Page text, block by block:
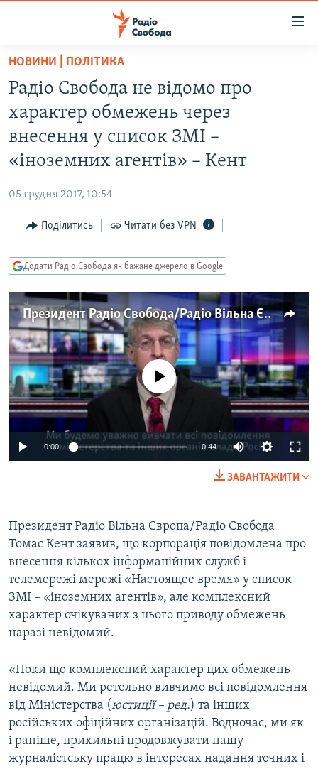
Перейти
основного
матеріалу
Перейти
до
основної
Перейти
пошуку
РАДІО СВОБОДА – 70 РОКІВ
ВСЕ ЗА ДОБУ
СТАТТІ
СУСПІЛЬСТВО
КУЛЬТУРА
СПОРТ
СВІТ
ВІЙНА
ДОНБАС.РЕАЛІЇ
КРИМ.РЕАЛІЇ
ТИ ЯК?
КИТАЙ.ВИКЛИКИ
МУЛЬТИМЕДІА
ФОТО
СПЕЦПРОЄКТИ
ПОДКАСТИ
КРИМ РЕАЛІЇ
РУС
НОВИНИ | ПОЛІТИКА
Радіо Свобода не відомо про
характер обмежень через
внесення у список ЗМІ –
«іноземних агентів» – Кент
05 грудня 2017, 10:54
Поділитись Читати без VPN
Додати Радіо Свобода як бажане джерело в Google
Президент Радіо Свобода/Радіо Вільна Європа про закон Росії про «іноземних агентів» (відео)
No media source currently available
0:00 0:44
ЗАВАНТАЖИТИ
Президент Радіо Вільна Європа/Радіо Свобода
Томас Кент заявив, що корпорація повідомлена про
внесення кількох інформаційних служб і
телемережі мережі «Настоящее время» у список
ЗМІ – «іноземних агентів», але комплексний
характер очікуваних з цього приводу обмежень
наразі невідомий.
«Поки що комплексний характер цих обмежень
невідомий. Ми ретельно вивчимо всі повідомлення
від Міністерства (юстиції – ред.) та інших
російських офіційних організацій. Водночас, ми як
і раніше, прихильні продовжувати нашу
журналістську працю в інтересах надання точних і